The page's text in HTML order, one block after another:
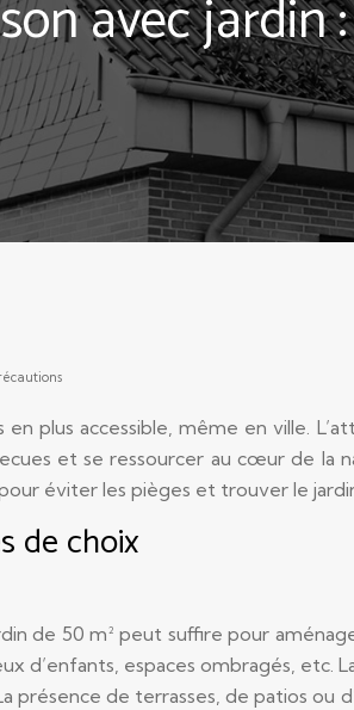
avec
en plus accessible, même en ville.
et se ressourcer au cœur de
éviter les pièges et trouver le
de choix
de 50 m² peut suffire pour
d’enfants, espaces ombragés,
présence de terrasses, de patios